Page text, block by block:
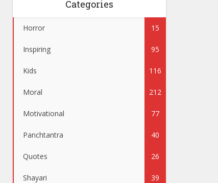
Categories
Horror 15
Inspiring 95
Kids 116
Moral 212
Motivational 77
Panchtantra 40
Quotes 26
Shayari 39